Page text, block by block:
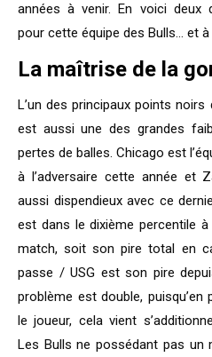
années à venir. En voici deux
pour cette équipe des Bulls… et
La maîtrise de la
L’un des principaux points
est aussi une des grandes
pertes de balles. Chicago est
à l’adversaire cette année et
aussi dispendieux avec ce
est dans le dixième percentile
match, soit son pire total en
passe / USG est son pire
problème est double, puisqu’en
le joueur, cela vient
Les Bulls ne possédant pas un